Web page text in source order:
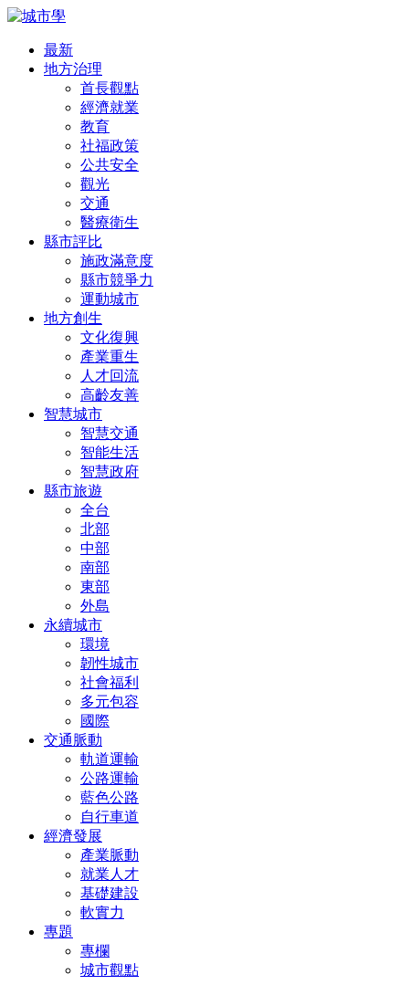
最新
地方治理
首長觀點
經濟就業
教育
社福政策
公共安全
觀光
交通
醫療衛生
縣市評比
施政滿意度
縣市競爭力
運動城市
地方創生
文化復興
產業重生
人才回流
高齡友善
智慧城市
智慧交通
智能生活
智慧政府
縣市旅遊
全台
北部
中部
南部
東部
外島
永續城市
環境
韌性城市
社會福利
多元包容
國際
交通脈動
軌道運輸
公路運輸
藍色公路
自行車道
經濟發展
產業脈動
就業人才
基礎建設
軟實力
專題
專欄
城市觀點